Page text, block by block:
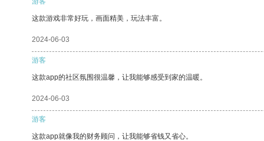
这款游戏非常好玩，画面精美，玩法丰富。
2024-06-03
游客
这款app的社区氛围很温馨，让我能够感受到家的温暖。
2024-06-03
游客
这款app就像我的财务顾问，让我能够省钱又省心。